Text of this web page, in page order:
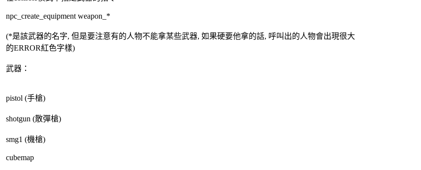
npc_create_equipment weapon_*
(*是該武器的名字, 但是要注意有的人物不能拿某些武器, 如果硬要他拿的話, 呼叫出的人物會出現很大
的ERROR紅色字樣)
武器：
pistol (手槍)
shotgun (散彈槍)
smg1 (機槍)
cubemap